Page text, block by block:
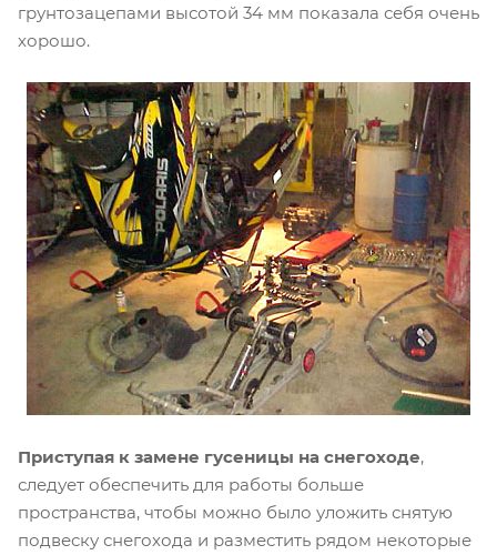
грунтозацепами высотой 34 мм показала себя очень
хорошо.
Приступая к замене гусеницы на снегоходе,
следует обеспечить для работы больше
пространства, чтобы можно было уложить снятую
подвеску снегохода и разместить рядом некоторые